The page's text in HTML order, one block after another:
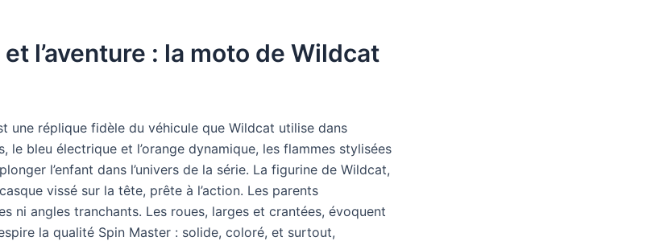
l’aventure : la moto de Wildcat
une réplique fidèle du véhicule que Wildcat utilise dans
le bleu électrique et l’orange dynamique, les flammes stylisées
l’enfant dans l’univers de la série. La figurine de Wildcat,
vissé sur la tête, prête à l’action. Les parents
ni angles tranchants. Les roues, larges et crantées, évoquent
la qualité Spin Master : solide, coloré, et surtout,